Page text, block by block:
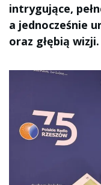
intrygujące,
a jednocześnie
oraz głębią wizji.